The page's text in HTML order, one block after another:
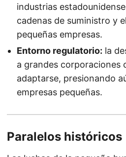
industrias
cadenas de suministro y
pequeñas empresas.
Entorno regulatorio: la
a grandes corporaciones
adaptarse, presionando
empresas pequeñas.
Paralelos históricos